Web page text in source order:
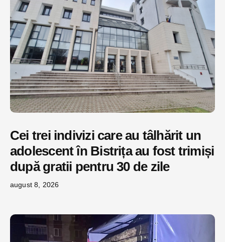
Cei trei indivizi care au tâlhărit un
adolescent în Bistrița au fost trimiși
după gratii pentru 30 de zile
august 8, 2026